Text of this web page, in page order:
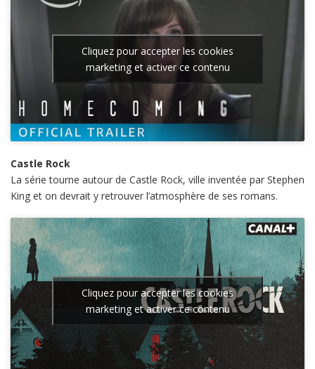
Cliquez pour accepter les cookies
marketing et activer ce contenu
Castle Rock
La série tourne autour de Castle Rock, ville inventée par Stephen
King et on devrait y retrouver l’atmosphère de ses romans.
Cliquez pour accepter les cookies
marketing et activer ce contenu